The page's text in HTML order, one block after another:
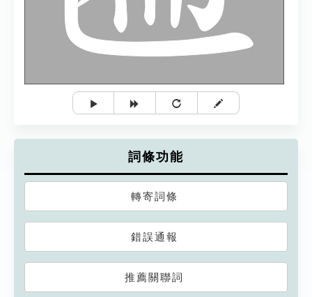
詞條功能
轉寄詞條
錯誤通報
推薦關聯詞